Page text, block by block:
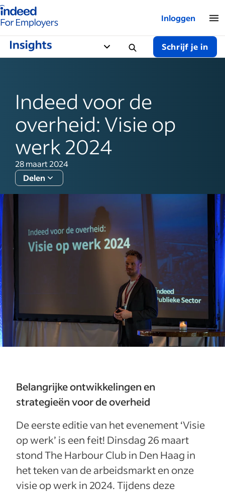
van Indeed - Voor werkgevers
Inloggen
Schrijf je in
Indeed voor de
overheid: Visie op
werk 2024
28 maart 2024
Delen
Belangrijke ontwikkelingen en
strategieën voor de overheid
De eerste editie van het evenement ‘Visie
op werk’ is een feit! Dinsdag 26 maart
stond The Harbour Club in Den Haag in
het teken van de arbeidsmarkt en onze
visie op werk in 2024. Tijdens deze